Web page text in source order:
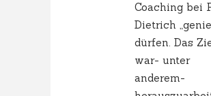
Coaching bei
Dietrich
dürfen. Das
war- unter
anderem-